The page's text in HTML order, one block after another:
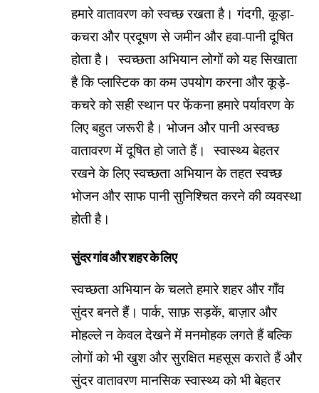
हमारे वातावरण को स्वच्छ रखता है। गंदगी, कूड़ा-
कचरा और प्रदूषण से जमीन और हवा-पानी दूषित
होता है। स्वच्छता अभियान लोगों को यह सिखाता
है कि प्लास्टिक का कम उपयोग करना और कूड़े-
कचरे को सही स्थान पर फेंकना हमारे पर्यावरण के
लिए बहुत जरूरी है। भोजन और पानी अस्वच्छ
वातावरण में दूषित हो जाते हैं। स्वास्थ्य बेहतर
रखने के लिए स्वच्छता अभियान के तहत स्वच्छ
भोजन और साफ पानी सुनिश्चित करने की व्यवस्था
होती है।
सुंदर गांव और शहर के लिए
स्वच्छता अभियान के चलते हमारे शहर और गाँव
सुंदर बनते हैं। पार्क, साफ़ सड़कें, बाज़ार और
मोहल्ले न केवल देखने में मनमोहक लगते हैं बल्कि
लोगों को भी खुश और सुरक्षित महसूस कराते हैं और
सुंदर वातावरण मानसिक स्वास्थ्य को भी बेहतर